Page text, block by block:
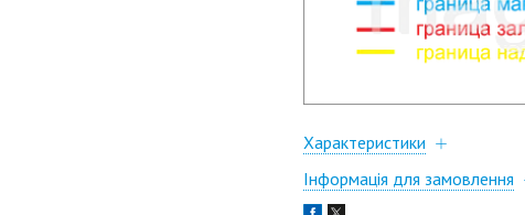
Характеристики
Інформація для замовлення